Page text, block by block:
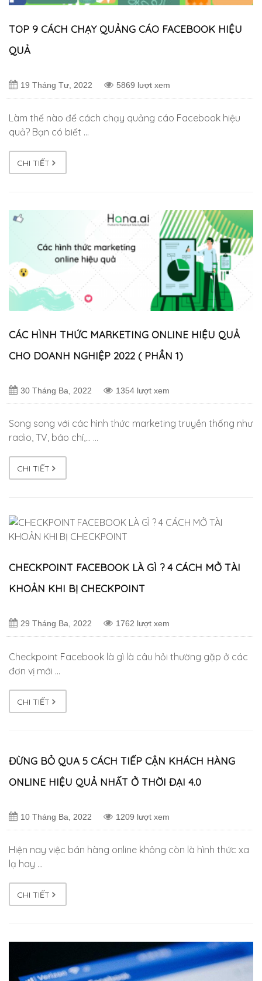
TOP 9 CÁCH CHẠY QUẢNG CÁO FACEBOOK HIỆU
QUẢ
19 Tháng Tư, 2022 5869 lượt xem
Làm thế nào để cách chạy quảng cáo Facebook hiệu
quả? Bạn có biết …
CHI TIẾT
CÁC HÌNH THỨC MARKETING ONLINE HIỆU QUẢ
CHO DOANH NGHIỆP 2022 ( PHẦN 1)
30 Tháng Ba, 2022 1354 lượt xem
Song song với các hình thức marketing truyền thống như
radio, TV, báo chí,… …
CHI TIẾT
CHECKPOINT FACEBOOK LÀ GÌ ? 4 CÁCH MỞ TÀI
KHOẢN KHI BỊ CHECKPOINT
29 Tháng Ba, 2022 1762 lượt xem
Checkpoint Facebook là gì là câu hỏi thường gặp ở các
đơn vị mới …
CHI TIẾT
ĐỪNG BỎ QUA 5 CÁCH TIẾP CẬN KHÁCH HÀNG
ONLINE HIỆU QUẢ NHẤT Ở THỜI ĐẠI 4.0
10 Tháng Ba, 2022 1209 lượt xem
Hiện nay việc bán hàng online không còn là hình thức xa
lạ hay …
CHI TIẾT